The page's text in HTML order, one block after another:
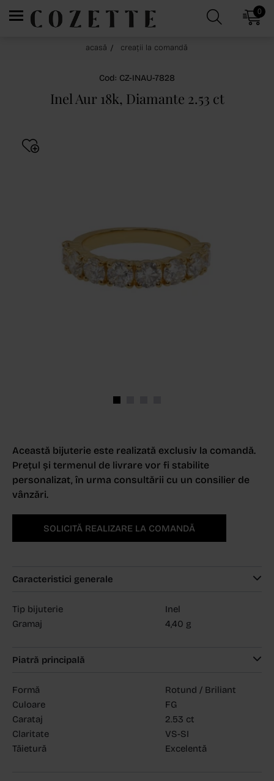
0
acasă creații la comandă
Cod: CZ-INAU-7828
Inel Aur 18k, Diamante 2.53 ct
Această bijuterie este realizată exclusiv la comandă.
Prețul și termenul de livrare vor fi stabilite
personalizat, în urma consultării cu un consilier de
vânzări.
SOLICITĂ REALIZARE LA COMANDĂ
Caracteristici generale
Tip bijuterie
Inel
Gramaj
4,40 g
Piatră principală
Formă
Rotund / Briliant
Culoare
FG
Carataj
2.53 ct
Claritate
VS-SI
Tăietură
Excelentă